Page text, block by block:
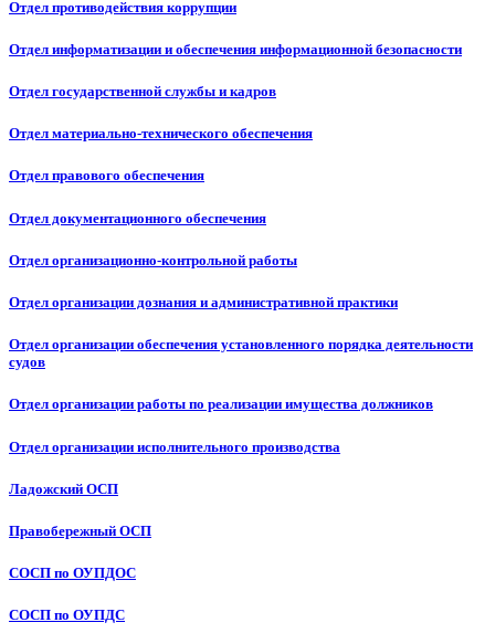
Отдел противодействия коррупции
Отдел информатизации и обеспечения информационной безопасности
Отдел государственной службы и кадров
Отдел материально-технического обеспечения
Отдел правового обеспечения
Отдел документационного обеспечения
Отдел организационно-контрольной работы
Отдел организации дознания и административной практики
Отдел организации обеспечения установленного порядка деятельности
судов
Отдел организации работы по реализации имущества должников
Отдел организации исполнительного производства
Ладожский ОСП
Правобережный ОСП
СОСП по ОУПДОС
СОСП по ОУПДС